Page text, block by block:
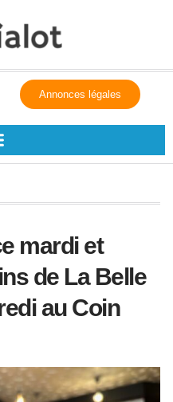
Annonces légales
mardi et
de La Belle
au Coin